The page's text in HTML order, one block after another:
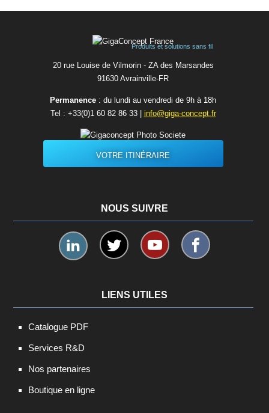
Produits et solutions sans fil
20 rue Louise de Vilmorin - ZA des Marsandes
91630 Avrainvilleㅤ-ㅤFR
Permanence : du lundi au vendredi de 9h à 18h
Tel : +33(0)1 60 82 86 33| info@giga-concept.fr
VOTRE ITINÉRAIRE
NOUS SUIVRE
LIENS UTILES
Catalogue PDF
Services R&D
Nos partenaires
Boutique en ligne